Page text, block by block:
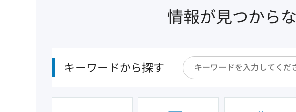
情報が見つから
キーワードから探す